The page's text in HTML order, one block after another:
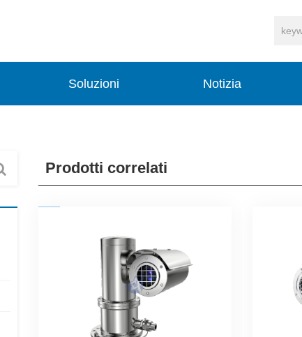
Soluzioni Notizia
Prodotti correlati